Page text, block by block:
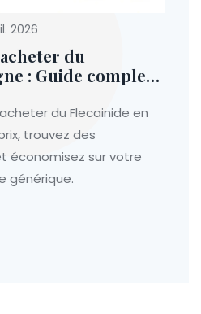
2026
du
: Guide complet
du Flecainide en
trouvez des
économisez sur votre
générique.